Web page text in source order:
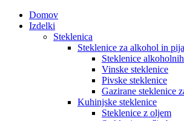
Domov
Izdelki
Steklenica
Steklenice za alkohol in
Steklenice
Vinske steklenice
Pivske steklenice
Gazirane steklenice
Kuhinjske steklenice
Steklenice z oljem